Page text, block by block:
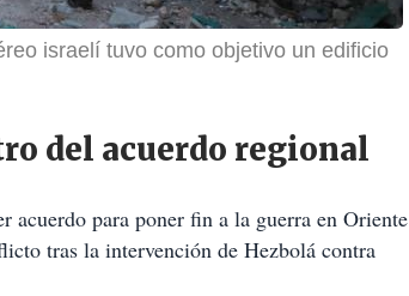
israelí tuvo como objetivo un edificio
del acuerdo regional
acuerdo para poner fin a la guerra en Oriente
tras la intervención de Hezbolá contra